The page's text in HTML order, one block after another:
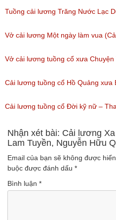
(Lượt nghe: 243)
Tuồng cải lương Trăng Nước Lạc
Vở cải lương Một ngày làm vua
Xưa)
(Lượt nghe: 216)
Vở cải lương tuồng cổ xưa
146)
Cải lương tuồng cổ Hồ Quảng xưa
Sinh
(Lượt nghe: 228)
Cải lương tuồng cổ Đời kỹ nữ –
Cải Lương Hồ Quảng
(Lượt nghe: 157)
Nhận xét bài: Cải lương
Lam Tuyền, Nguyễn Hữu
Email của bạn sẽ không được
buộc được đánh dấu *
Bình luận *